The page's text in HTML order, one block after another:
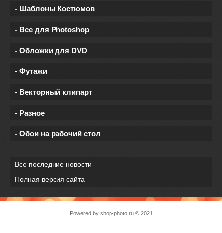
- Шаблоны Костюмов
- Все для Photoshop
- Обложки для DVD
- Футажи
- Векторный клипарт
- Разное
- Обои на рабочий стол
Все последние новости
Полная версия сайта
Powered by shop-photo.ru© 2021